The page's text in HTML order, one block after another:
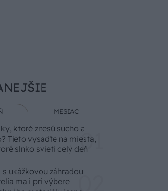
MESIAC
ktoré znesú sucho a
Tieto vysaďte na miesta,
slnko svieti celý deň
s ukážkovou záhradou:
mali pri výbere